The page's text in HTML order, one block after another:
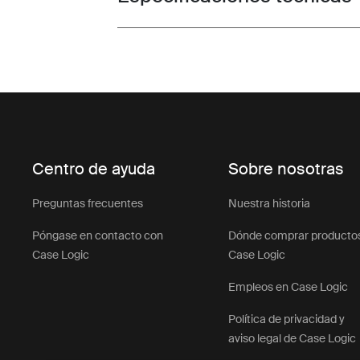
Centro de ayuda
Preguntas frecuentes
Póngase en contacto con
Case Logic
Sobre nosotras
Nuestra historia
Dónde comprar
Case Logic
Empleos en Case Logic
Política de privacidad y
aviso legal de Case Logic